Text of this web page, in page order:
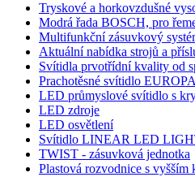
Tryskové a horkovzdušné
Modrá řada BOSCH, pro
Multifunkční zásuvkový
Aktuální nabídka strojů a
Svítidla prvotřídní kvality od
Prachotěsné svítidlo EUROPA
LED průmyslové svítidlo s
LED zdroje
LED osvětlení
Svítidlo LINEAR LED
TWIST - zásuvková jednotka
Plastová rozvodnice s